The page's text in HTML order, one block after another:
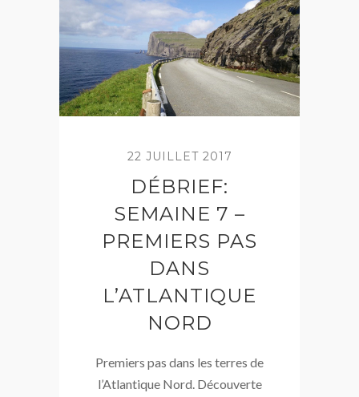
22 JUILLET 2017
DÉBRIEF:
SEMAINE 7 –
PREMIERS PAS
DANS
L’ATLANTIQUE
NORD
Premiers pas dans les terres de
l’Atlantique Nord. Découverte